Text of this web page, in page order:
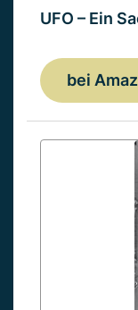
UFO – Ein
bei